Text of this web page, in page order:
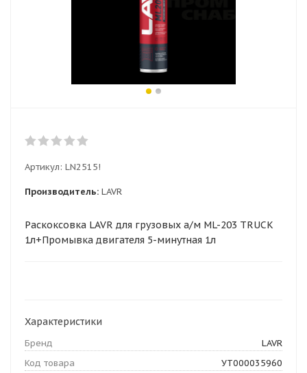
Артикул: LN2515!
Производитель: LAVR
Раскоксовка LAVR для грузовых а/м ML-203 TRUCK
1л+Промывка двигателя 5-минутная 1л
Характеристики
Бренд
LAVR
Код товара
УТ000035960